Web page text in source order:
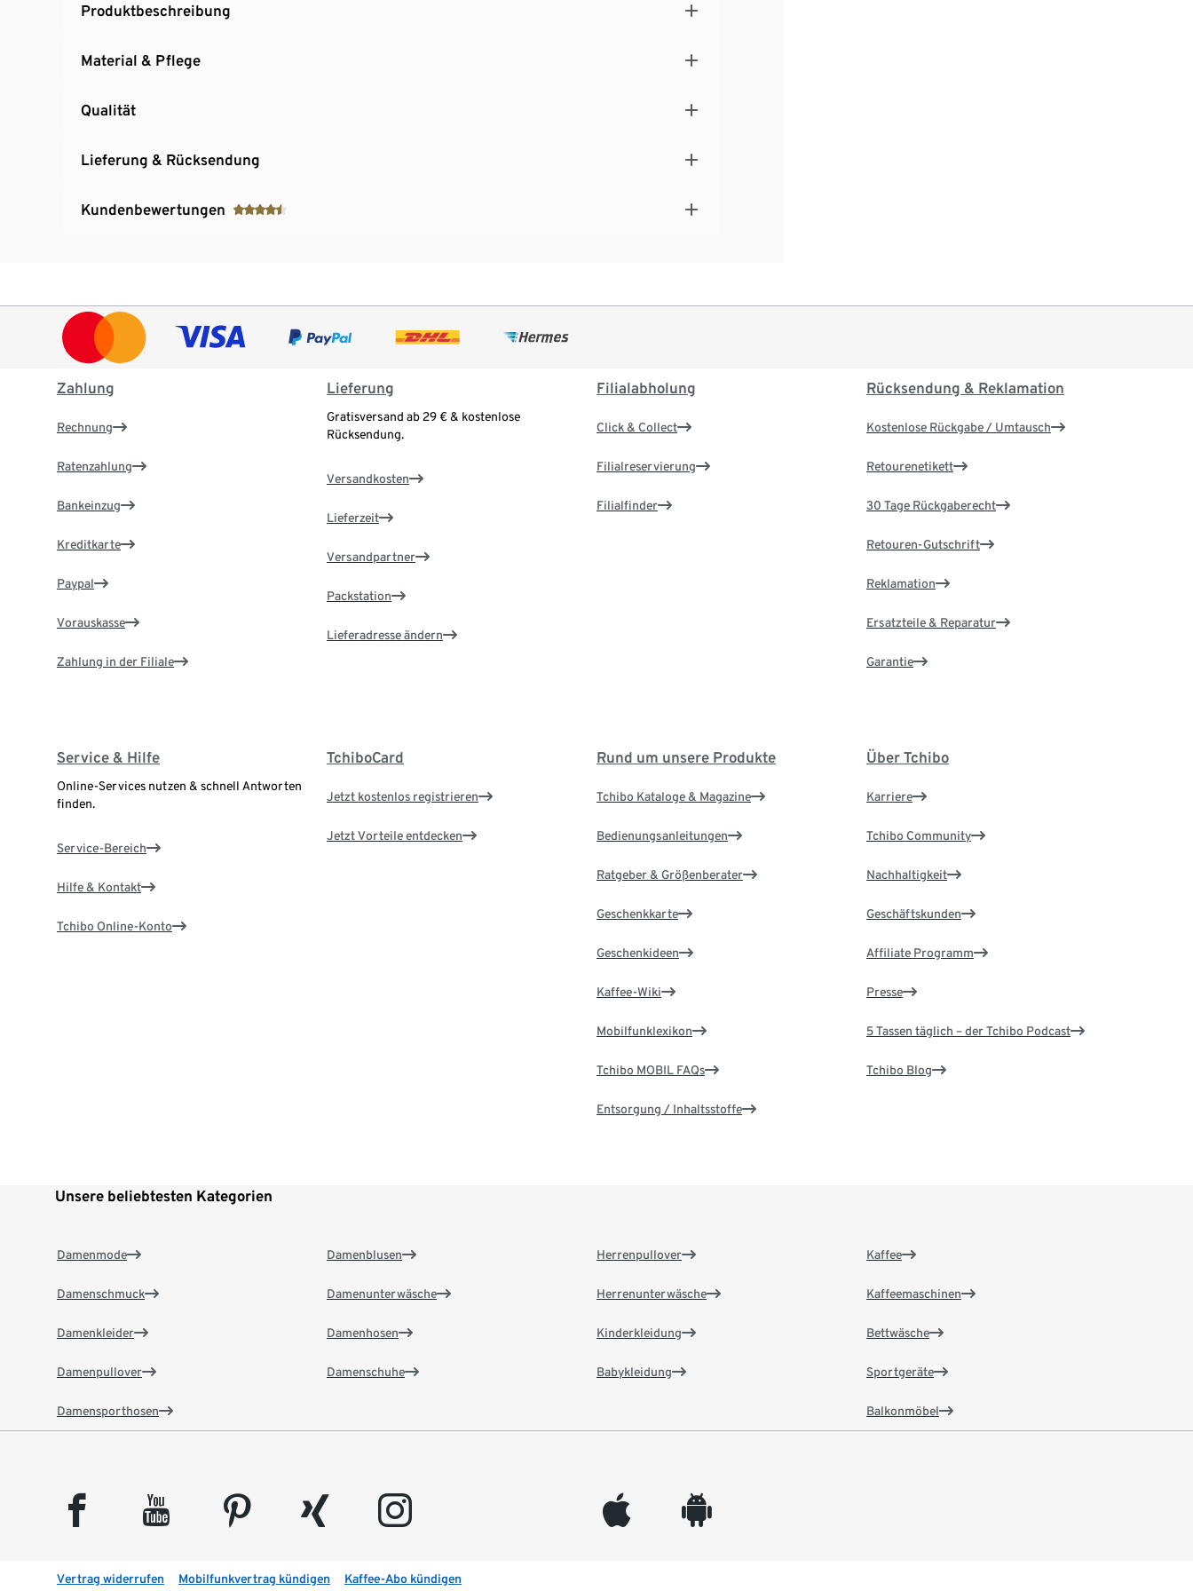
Produktbeschreibung
Material & Pflege
Qualität
Lieferung & Rücksendung
Kundenbewertungen
Zahlung
Rechnung
Ratenzahlung
Bankeinzug
Kreditkarte
Paypal
Vorauskasse
Zahlung in der Filiale
Lieferung
Gratisversand ab 29 € & kostenlose
Rücksendung.
Versandkosten
Lieferzeit
Versandpartner
Packstation
Lieferadresse ändern
Filialabholung
Click & Collect
Filialreservierung
Filialfinder
Rücksendung & Reklamation
Kostenlose Rückgabe / Umtausch
Retourenetikett
30 Tage Rückgaberecht
Retouren-Gutschrift
Reklamation
Ersatzteile & Reparatur
Garantie
Service & Hilfe
Online-Services nutzen & schnell Antworten
finden.
Service-Bereich
Hilfe & Kontakt
Tchibo Online-Konto
TchiboCard
Jetzt kostenlos registrieren
Jetzt Vorteile entdecken
Rund um unsere Produkte
Tchibo Kataloge & Magazine
Bedienungsanleitungen
Ratgeber & Größenberater
Geschenkkarte
Geschenkideen
Kaffee-Wiki
Mobilfunklexikon
Tchibo MOBIL FAQs
Entsorgung / Inhaltsstoffe
Über Tchibo
Karriere
Tchibo Community
Nachhaltigkeit
Geschäftskunden
Affiliate Programm
Presse
5 Tassen täglich – der Tchibo Podcast
Tchibo Blog
Unsere beliebtesten Kategorien
Damenmode
Damenschmuck
Damenkleider
Damenpullover
Damensporthosen
Damenblusen
Damenunterwäsche
Damenhosen
Damenschuhe
Herrenpullover
Herrenunterwäsche
Kinderkleidung
Babykleidung
Kaffee
Kaffeemaschinen
Bettwäsche
Sportgeräte
Balkonmöbel
facebook youtube pinterest xing instagram appleinc android
Vertrag widerrufen Mobilfunkvertrag kündigen Kaffee-Abo kündigen